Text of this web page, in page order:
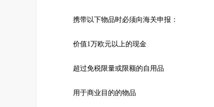
携带以下物品时必须向海关申报：
价值1万欧元以上的现金
超过免税限量或限额的自用品
用于商业目的的物品